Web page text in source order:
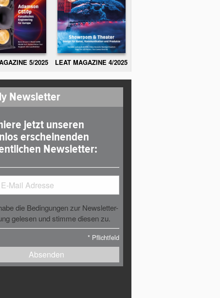
5/2025 LEAT MAGAZINE 4/2025
Newsletter
jetzt unseren
erscheinenden
Newsletter:
die Bedingungen zur Newsletter-
gelesen und stimme diesen zu.
* Pflichtfeld
Absenden